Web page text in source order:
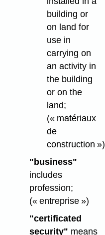
building or
on land for
use in
carrying on
an activity in
the building
or on the
land;
(« matériaux
de
construction »)
"business"
includes
profession;
(« entreprise »)
"certificated
security" means